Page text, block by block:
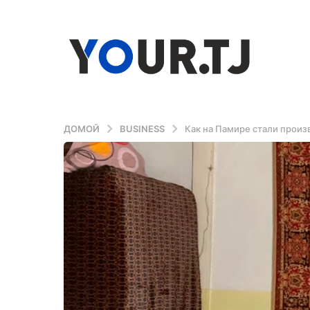
ДОМОЙ BUSINESS Как на Памире стали